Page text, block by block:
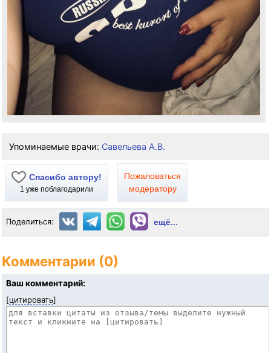
Упоминаемые врачи: Савельева А.В.
Спасибо автору!
1 уже поблагодарили
Пожаловаться
модератору
Поделиться: ещё...
Комментарии (0)
Ваш комментарий:
[цитировать]